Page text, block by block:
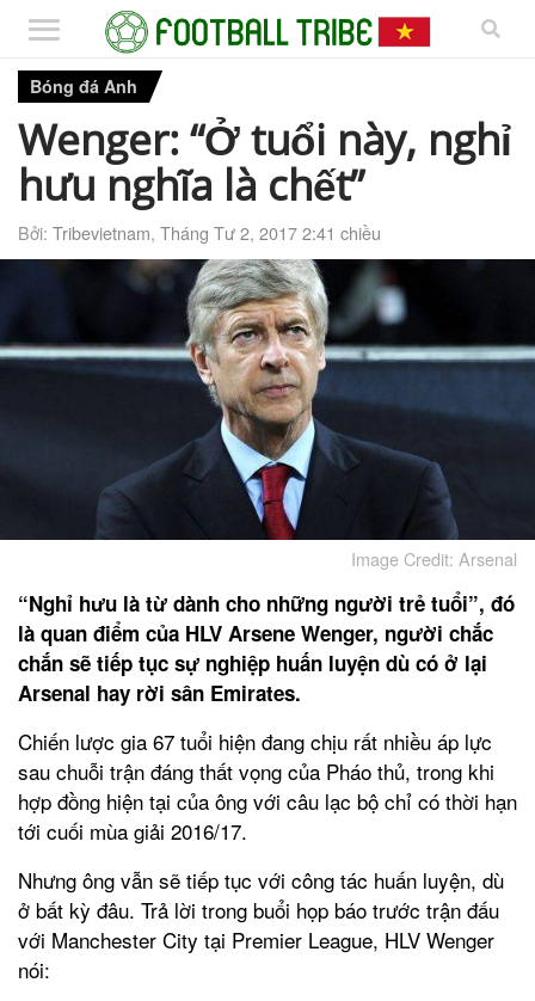
Bóng đá Anh
Wenger: “Ở tuổi này, nghỉ
hưu nghĩa là chết”
Bởi: Tribevietnam, Tháng Tư 2, 2017 2:41 chiều
Image Credit: Arsenal
“Nghỉ hưu là từ dành cho những người trẻ tuổi”, đó
là quan điểm của HLV Arsene Wenger, người chắc
chắn sẽ tiếp tục sự nghiệp huấn luyện dù có ở lại
Arsenal hay rời sân Emirates.
Chiến lược gia 67 tuổi hiện đang chịu rất nhiều áp lực
sau chuỗi trận đáng thất vọng của Pháo thủ, trong khi
hợp đồng hiện tại của ông với câu lạc bộ chỉ có thời hạn
tới cuối mùa giải 2016/17.
Nhưng ông vẫn sẽ tiếp tục với công tác huấn luyện, dù
ở bất kỳ đâu. Trả lời trong buổi họp báo trước trận đấu
với Manchester City tại Premier League, HLV Wenger
nói: